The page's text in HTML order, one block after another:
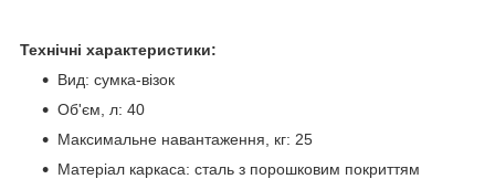
Технічні характеристики:
Вид: сумка-візок
Об'єм, л: 40
Максимальне навантаження, кг: 25
Матеріал каркаса: сталь з порошковим покриттям